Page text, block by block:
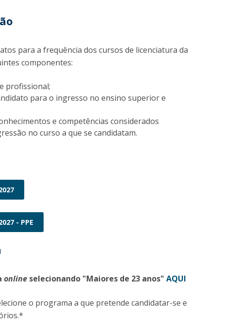
para a frequência dos cursos de licenciatura da
componentes:
profissional;
para o ingresso no ensino superior e
e competências considerados
no curso a que se candidatam.
- PPE
online selecionando "Maiores de 23 anos"AQUI
o programa a que pretende candidatar-se e